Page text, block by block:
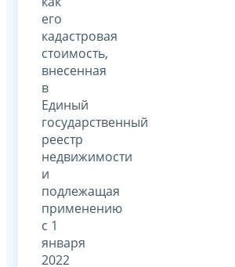
его
кадастровая
стоимость,
внесенная
в
Единый
государственный
реестр
недвижимости
и
подлежащая
применению
с 1
января
2022